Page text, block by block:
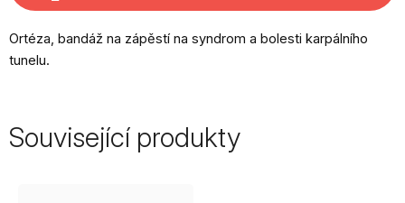
Ortéza, bandáž na zápěstí na syndrom a bolesti karpálního
tunelu.
Související produkty